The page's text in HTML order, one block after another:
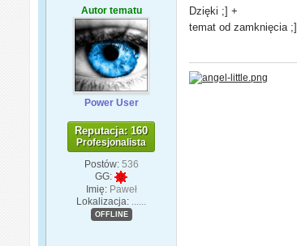
Autor tematu
Power User
Reputacja: 160
Profesjonalista
Postów: 536
GG:
Imię: Paweł
Lokalizacja:
OFFLINE
Dzięki ;] +
temat od zamknięcia ;]